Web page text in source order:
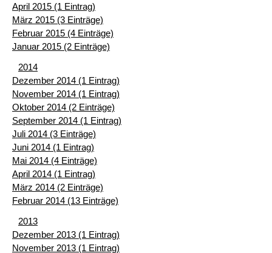
April 2015 (1 Eintrag)
März 2015 (3 Einträge)
Februar 2015 (4 Einträge)
Januar 2015 (2 Einträge)
2014
Dezember 2014 (1 Eintrag)
November 2014 (1 Eintrag)
Oktober 2014 (2 Einträge)
September 2014 (1 Eintrag)
Juli 2014 (3 Einträge)
Juni 2014 (1 Eintrag)
Mai 2014 (4 Einträge)
April 2014 (1 Eintrag)
März 2014 (2 Einträge)
Februar 2014 (13 Einträge)
2013
Dezember 2013 (1 Eintrag)
November 2013 (1 Eintrag)